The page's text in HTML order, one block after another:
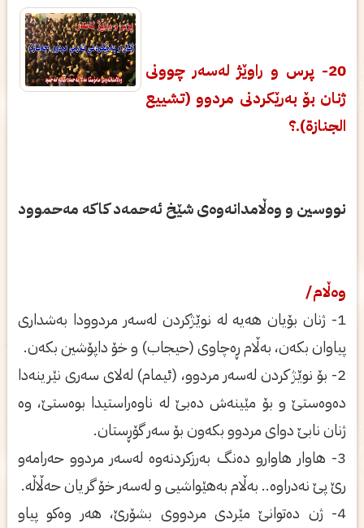
20- پرس و راوێژ لەسەر چوونى
ژنان بۆ بەرێکردنى مردوو (تشييع
الجنازة).؟
نووسین و وەڵامدانەوەی شێخ ئەحمەد کاکە مەحموود
وەڵام/
1- ژنان بۆیان هەیە لە نوێژکردن لەسەر مردوودا بەشدارى
پیاوان بکەن، بەڵام ڕەچاوى (حیجاب) و خۆ داپۆشین بکەن.
2- بۆ نوێژ کردن لەسەر مردوو، (ئیمام) لەلاى سەرى نێرینەدا
دەوەستێ و بۆ مێینەش دەبێ لە ناوەراستیدا بوەستێ، وە
ژنان نابێ دواى مردوو بکەون بۆ سەر گۆڕستان.
3- هاوار هاوارو دەنگ بەرزکردنەوە لەسەر مردوو حەرامەو
رێ پێ نەدراوە.. بەڵام بەهێواشیى و لەسەر خۆ گریان حەڵاڵە.
4- ژن دەتوانێ مێردى مردووى بشۆرێ، هەر وەکو پیاو